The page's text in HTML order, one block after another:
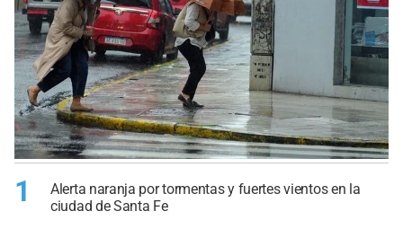
1
Alerta naranja por tormentas y fuertes vientos en la
ciudad de Santa Fe